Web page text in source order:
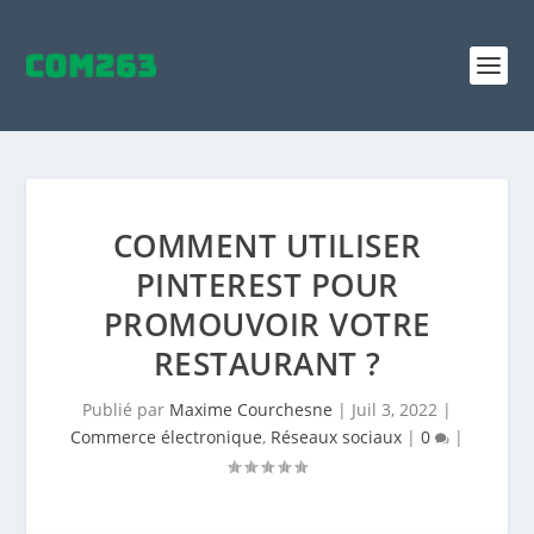
COMMENT UTILISER
PINTEREST POUR
PROMOUVOIR VOTRE
RESTAURANT ?
Publié par Maxime Courchesne | Juil 3, 2022 |
Commerce électronique, Réseaux sociaux | 0 |